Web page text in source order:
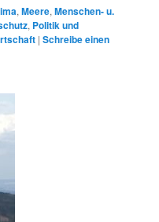
,Meere,Menschen- u.
, Politik und
|Schreibe einen